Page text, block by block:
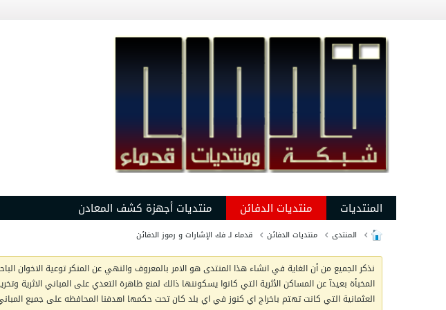
المنتديات منتديات الدفائن منتديات أجهزة كشف المعادن
المنتدى منتديات الدفائن قدماء لـ فك الإشارات و رموز الدفائن
نذكر الجميع من أن الغاية في انشاء هذا المنتدى هو الامر بالمعروف والنهي عن المنكر توعية الاخوان
المخبأة بعيدآ عن المساكن الأثرية التي كانوا يسكوننها ذالك لمنع ظاهرة التعدي على المباني
العثمانية التي كانت تهتم باخراج اي كنوز في اي بلد كان تحت حكمها اهدفنا المحافظه على جميع المباني